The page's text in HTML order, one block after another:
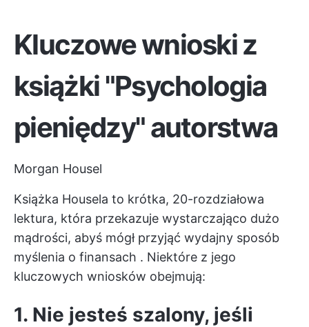
Kluczowe wnioski z
książki "Psychologia
pieniędzy" autorstwa
Morgan Housel
Książka Housela to krótka, 20-rozdziałowa
lektura, która przekazuje wystarczająco dużo
mądrości, abyś mógł przyjąć wydajny sposób
myślenia o finansach . Niektóre z jego
kluczowych wniosków obejmują:
1. Nie jesteś szalony, jeśli